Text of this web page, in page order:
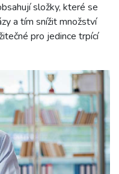
složky, které se
a tím snížit množství
pro jedince trpící